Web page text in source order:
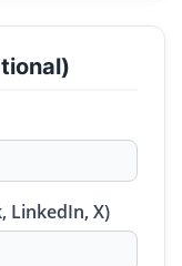
LinkedIn, X)